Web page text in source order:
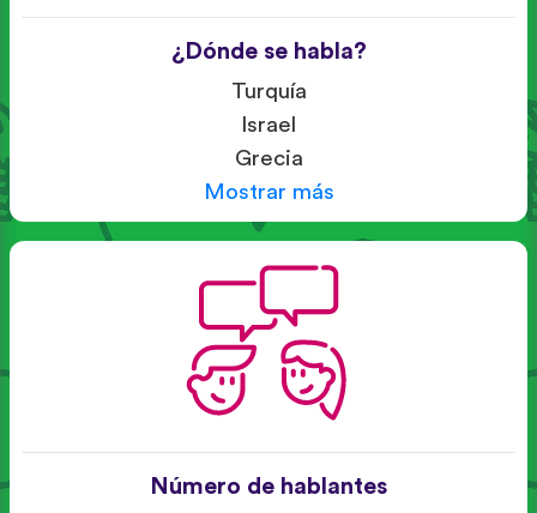
¿Dónde se habla?
Turquía
Israel
Grecia
Mostrar más
Número de hablantes